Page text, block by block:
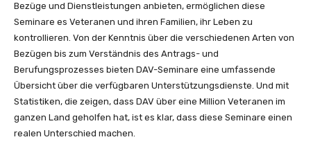
Bezüge und Dienstleistungen anbieten, ermöglichen diese
Seminare es Veteranen und ihren Familien, ihr Leben zu
kontrollieren. Von der Kenntnis über die verschiedenen Arten von
Bezügen bis zum Verständnis des Antrags- und
Berufungsprozesses bieten DAV-Seminare eine umfassende
Übersicht über die verfügbaren Unterstützungsdienste. Und mit
Statistiken, die zeigen, dass DAV über eine Million Veteranen im
ganzen Land geholfen hat, ist es klar, dass diese Seminare einen
realen Unterschied machen.